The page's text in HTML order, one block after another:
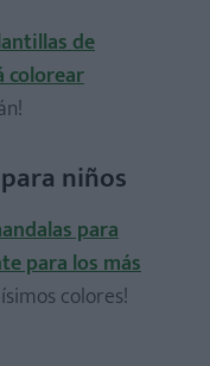
de
colorear
niños
para
para los más
colores!